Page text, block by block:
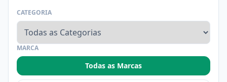
CATEGORIA
MARCA
Todas as Marcas